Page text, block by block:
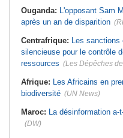
Ouganda: L'opposant Sam
après un an de disparition
Centrafrique: Les sanctions
silencieuse pour le contrôle
ressources (Les Dépêches
Afrique: Les Africains en
biodiversité (UN News)
Maroc: La désinformation
(DW)